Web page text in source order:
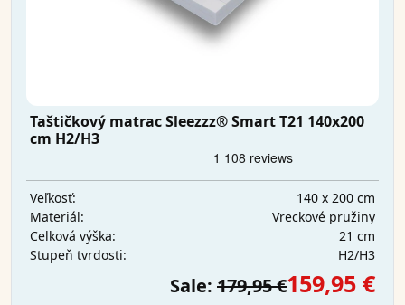
Taštičkový matrac Sleezzz® Smart T21 140x200
cm H2/H3
Veľkosť:
140 x 200 cm
Materiál:
Vreckové pružiny
Celková výška:
21 cm
Stupeň tvrdosti:
H2/H3
Sale: 179,95 €159,95 €